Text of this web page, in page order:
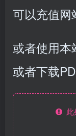
可以充值网
或者使用本
或者下载
此